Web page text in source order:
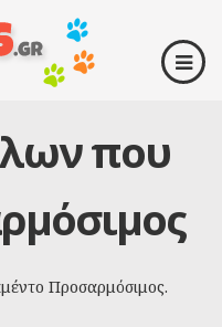
που
Προσαρμόσιμος.